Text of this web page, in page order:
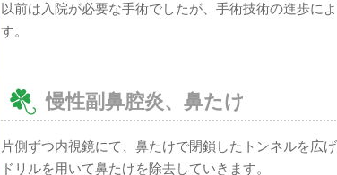
以前は入院が必要な手術でしたが、手術技術の進歩に
す。
慢性副鼻腔炎、鼻たけ
片側ずつ内視鏡にて、鼻たけで閉鎖したトンネルを広
ドリルを用いて鼻たけを除去していきます。